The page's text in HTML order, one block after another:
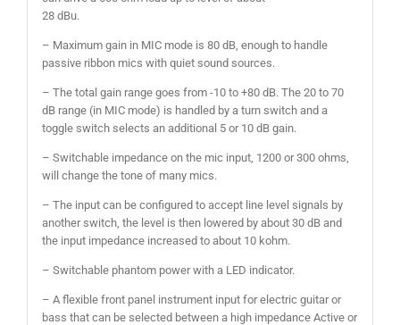
28 dBu.
– Maximum gain in MIC mode is 80 dB, enough to handle
passive ribbon mics with quiet sound sources.
– The total gain range goes from -10 to +80 dB. The 20 to 70
dB range (in MIC mode) is handled by a turn switch and a
toggle switch selects an additional 5 or 10 dB gain.
– Switchable impedance on the mic input, 1200 or 300 ohms,
will change the tone of many mics.
– The input can be configured to accept line level signals by
another switch, the level is then lowered by about 30 dB and
the input impedance increased to about 10 kohm.
– Switchable phantom power with a LED indicator.
– A flexible front panel instrument input for electric guitar or
bass that can be selected between a high impedance Active or